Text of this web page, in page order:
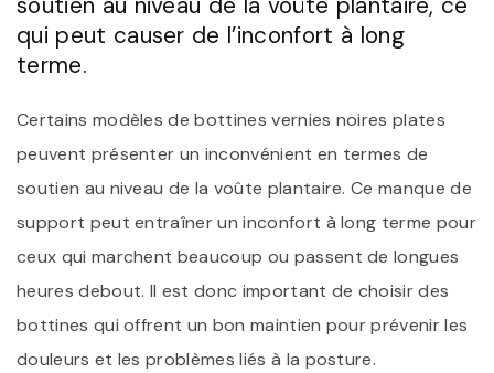
qui peut causer de l’inconfort à long
terme.
Certains modèles de bottines vernies noires plates
peuvent présenter un inconvénient en termes de
soutien au niveau de la voûte plantaire. Ce manque de
support peut entraîner un inconfort à long terme pour
ceux qui marchent beaucoup ou passent de longues
heures debout. Il est donc important de choisir des
bottines qui offrent un bon maintien pour prévenir les
douleurs et les problèmes liés à la posture.